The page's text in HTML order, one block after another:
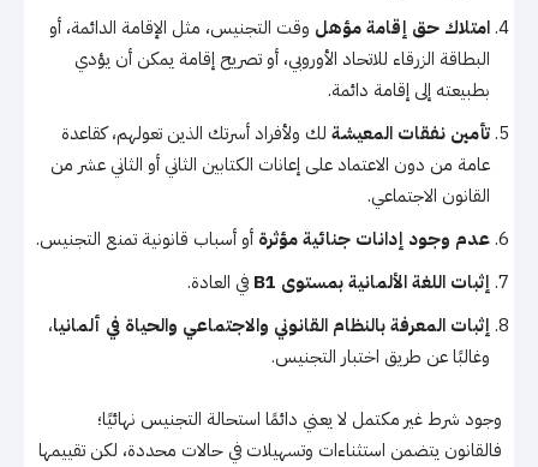
امتلاك حق إقامة مؤهل وقت التجنيس، مثل الإقامة الدائمة، أو
البطاقة الزرقاء للاتحاد الأوروبي، أو تصريح إقامة يمكن أن يؤدي
بطبيعته إلى إقامة دائمة.
تأمين نفقات المعيشة لك ولأفراد أسرتك الذين تعولهم، كقاعدة
عامة من دون الاعتماد على إعانات الكتابين الثاني أو الثاني عشر من
القانون الاجتماعي.
عدم وجود إدانات جنائية مؤثرة أو أسباب قانونية تمنع التجنيس.
إثبات اللغة الألمانية بمستوى B1
في العادة.
إثبات المعرفة بالنظام القانوني والاجتماعي والحياة في ألمانيا،
وغالبًا عن طريق اختبار التجنيس.
وجود شرط غير مكتمل لا يعني دائمًا استحالة التجنيس نهائيًا؛
فالقانون يتضمن استثناءات وتسهيلات في حالات محددة، لكن تقييمها